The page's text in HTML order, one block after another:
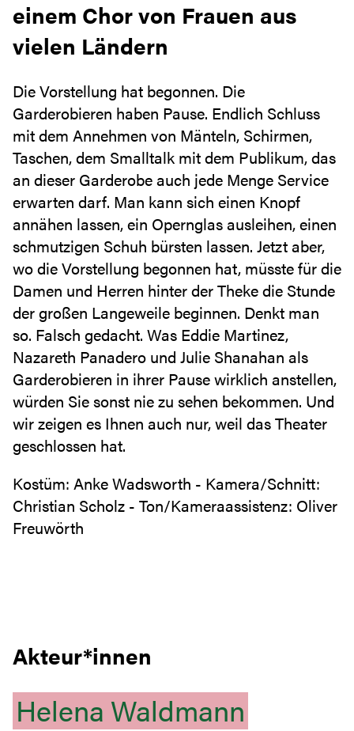
einem Chor von Frauen aus
vielen Ländern
Die Vorstellung hat begonnen. Die
Garderobieren haben Pause. Endlich Schluss
mit dem Annehmen von Mänteln, Schirmen,
Taschen, dem Smalltalk mit dem Publikum, das
an dieser Garderobe auch jede Menge Service
erwarten darf. Man kann sich einen Knopf
annähen lassen, ein Opernglas ausleihen, einen
schmutzigen Schuh bürsten lassen. Jetzt aber,
wo die Vorstellung begonnen hat, müsste für die
Damen und Herren hinter der Theke die Stunde
der großen Langeweile beginnen. Denkt man
so. Falsch gedacht. Was Eddie Martinez,
Nazareth Panadero und Julie Shanahan als
Garderobieren in ihrer Pause wirklich anstellen,
würden Sie sonst nie zu sehen bekommen. Und
wir zeigen es Ihnen auch nur, weil das Theater
geschlossen hat.
Kostüm: Anke Wadsworth - Kamera/Schnitt:
Christian Scholz - Ton/Kameraassistenz: Oliver
Freuwörth
Akteur*innen
Helena Waldmann